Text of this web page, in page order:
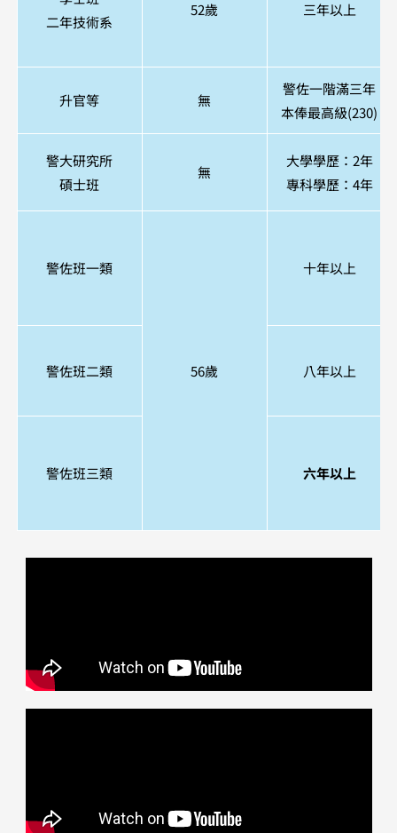
二年技術系
52歲 三年以上
升官等 無
警佐一階滿三年
本俸最高級(230)
警大研究所
碩士班
無
大學學歷：2年
專科學歷：4年
警佐班一類
56歲
十年以上
警佐班二類 八年以上
警佐班三類 六年以上